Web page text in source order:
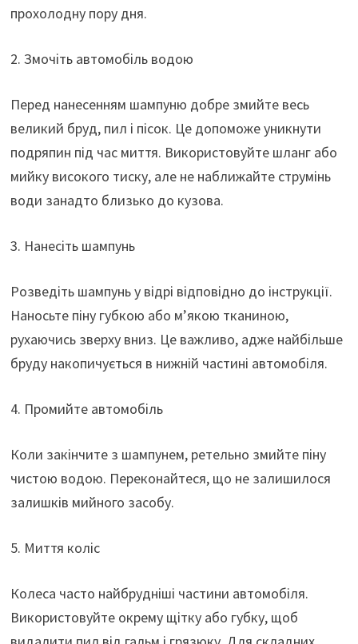
прохолодну пору дня.
2. Змочіть автомобіль водою
Перед нанесенням шампуню добре змийте весь
великий бруд, пил і пісок. Це допоможе уникнути
подряпин під час миття. Використовуйте шланг або
мийку високого тиску, але не наближайте струмінь
води занадто близько до кузова.
3. Нанесіть шампунь
Розведіть шампунь у відрі відповідно до інструкції.
Наносьте піну губкою або м’якою тканиною,
рухаючись зверху вниз. Це важливо, адже найбільше
бруду накопичується в нижній частині автомобіля.
4. Промийте автомобіль
Коли закінчите з шампунем, ретельно змийте піну
чистою водою. Переконайтеся, що не залишилося
залишків мийного засобу.
5. Миття коліс
Колеса часто найбрудніші частини автомобіля.
Використовуйте окрему щітку або губку, щоб